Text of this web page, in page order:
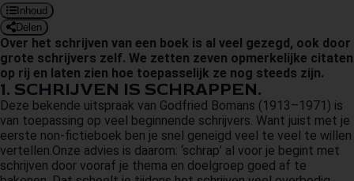
Inhoud
Delen
Over het schrijven van een boek is al veel gezegd, ook door
grote schrijvers zelf. We zetten zeven opmerkelijke citaten
op rij en laten zien hoe toepasselijk ze nog steeds zijn.
1. SCHRIJVEN IS SCHRAPPEN.
Deze bekende uitspraak van Godfried Bomans (1913–1971) is
van toepassing op veel beginnende schrijvers. Want juist met je
eerste non-fictieboek ben je snel geneigd veel te veel te willen
vertellen.Onze advies is daarom: ‘schrap’ al voor je begint met
schrijven door vooraf je thema en doelgroep goed af te
de
Hierdoor
website-
van